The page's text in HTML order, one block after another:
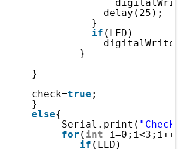
delay(25);
}
if (LED)
}
}
check=true
}
else
Serial.print(
for ( int
if (LED)